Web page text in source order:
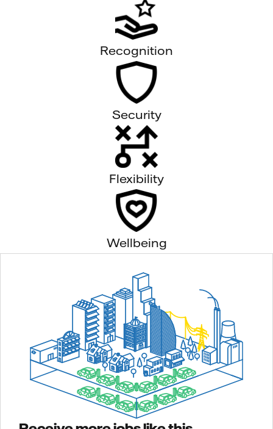
Recognition
Security
Flexibility
Wellbeing